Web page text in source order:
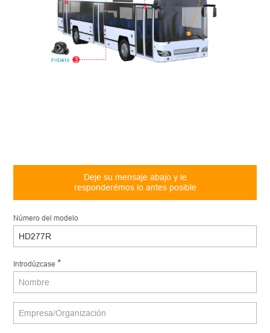
Deje su mensaje abajo y le
responderémos lo antes posible
Número del modelo
Introdúzcase *